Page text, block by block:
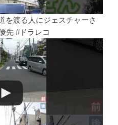
を渡る人にジェスチャーさ
先 #ドラレコ